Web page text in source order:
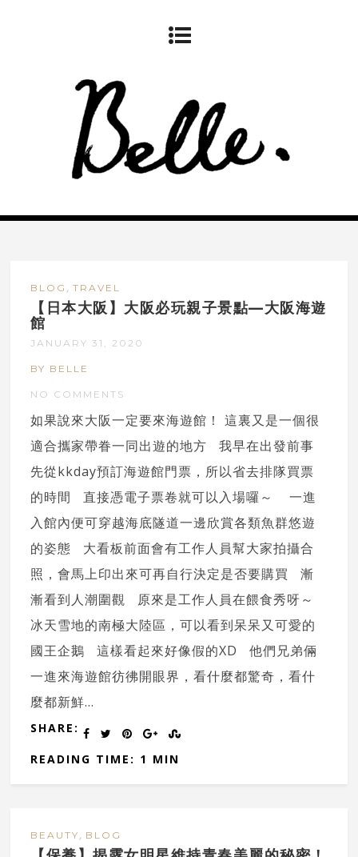
BLOG ,TRAVEL
【日本大阪】大阪必玩親子景點—大阪海遊
館
JANUARY 31, 2020
BY BELLE
NO COMMENTS
如果說來大阪一定要來海遊館！ 這裏又是一個很
適合攜家帶眷一同出遊的地方 我早在出發前事
先從kkday預訂海遊館門票，所以省去排隊買票
的時間 直接憑電子票卷就可以入場囉～ 一進
入館內便可穿越海底隧道一邊欣賞各類魚群悠遊
的姿態 大看板前面會有工作人員幫大家拍攝合
照，會馬上印出來可再自行決定是否要購買 漸
漸看到人潮圍觀 原來是工作人員在餵食秀呀～
冰天雪地的南極大陸區，可以看到呆呆又可愛的
國王企鵝 這樣看起來好像假的XD 他們兄弟倆
一進來海遊館彷彿開眼界，看什麼都驚奇，看什
麼都新鮮...
SHARE:
READING TIME: 1 MIN
BEAUTY , BLOG